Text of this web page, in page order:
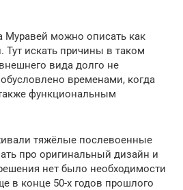
Муравей можно описать как
Тут искать причины в таком
вида долго не
временами, когда
функциональным
тяжёлые послевоенные
про оригинальный дизайн и
нет было необходимости
в конце 50-х годов прошлого